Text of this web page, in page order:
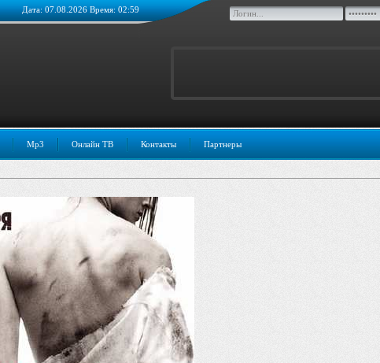
Дата: 07.08.2026 Время: 02:59
Mp3 Онлайн ТВ Контакты Партнеры